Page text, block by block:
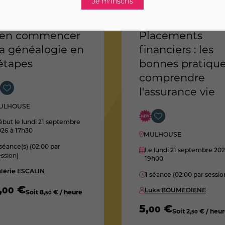
commencer
généalogie en
le lundi 21 septembre
à 17h30
(02:00 par
ESCALIN
00 €Soit8,50 € / heure
Placements
financiers : les
bonnes
comprendre
l'assurance vie
MULHOUSE
Le lundi 21 septembre
19h00
1 séance (02:00 par
Luka BOUMEDIENE
5,00 €Soit2,50 € /